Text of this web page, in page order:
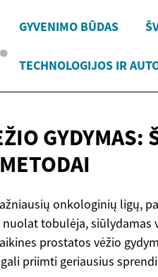
GYVENIMO BŪDAS
TECHNOLOGIJOS IR
onkologinių ligų,
tobulėja, siūlydamas
prostatos vėžio
priimti geriausius